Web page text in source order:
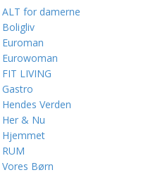
ALT for damerne
Boligliv
Euroman
Eurowoman
FIT LIVING
Gastro
Hendes Verden
Her & Nu
Hjemmet
RUM
Vores Børn